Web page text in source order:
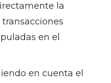
la
en el
en cuenta el